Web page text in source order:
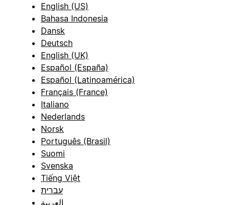
English (US)
Bahasa Indonesia
Dansk
Deutsch
English (UK)
Español (España)
Español (Latinoamérica)
Français (France)
Italiano
Nederlands
Norsk
Português (Brasil)
Suomi
Svenska
Tiếng Việt
עברית
العربية